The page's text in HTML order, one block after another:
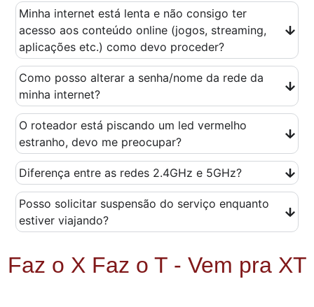
Minha internet está lenta e não consigo ter
acesso aos conteúdo online (jogos, streaming,
aplicações etc.) como devo proceder?
Como posso alterar a senha/nome da rede da
minha internet?
O roteador está piscando um led vermelho
estranho, devo me preocupar?
Diferença entre as redes 2.4GHz e 5GHz?
Posso solicitar suspensão do serviço enquanto
estiver viajando?
Faz o X Faz o T - Vem pra XT